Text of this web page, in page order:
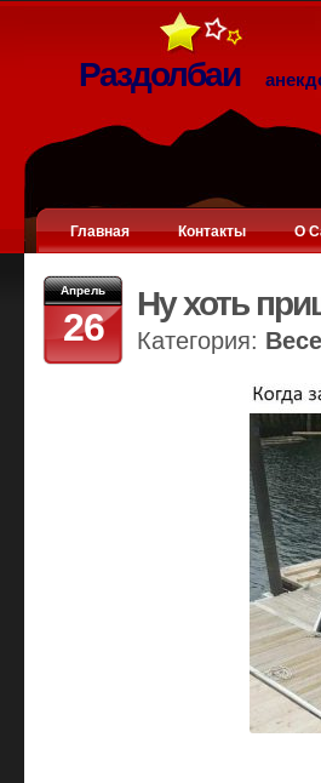
Раздолбаи
Главная Контакты О
Апрель
26
Ну хоть
Категория: